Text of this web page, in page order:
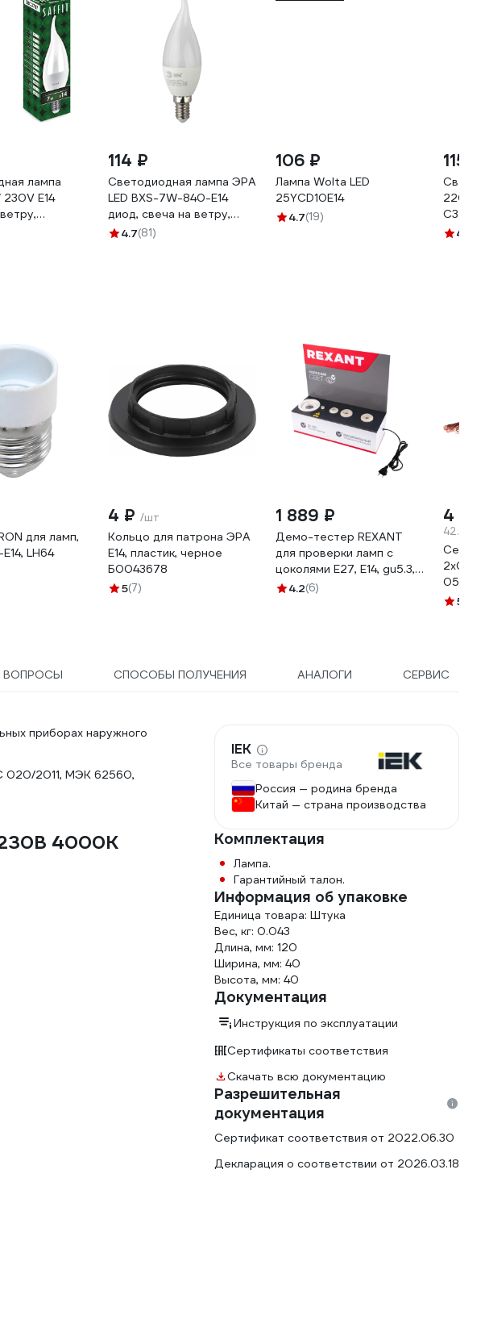
лампа
230V E14
114 ₽
Светодиодная лампа ЭРА
LED BXS-7W-840-E14
диод, свеча на ветру,
нейтр Б0028483
4.7(81)
106 ₽
Лампа Wolta LED
25YCD10E14
4.7(19)
115 ₽
220В
C35/
4.4
для ламп,
LH64
4 ₽ /шт
Кольцо для патрона ЭРА
E14, пластик, черное
Б0043678
5(7)
1 889 ₽
Демо-тестер REXANT
для проверки ламп с
цоколями Е27, Е14, gu5.3,
gx53 604-801
4.2(6)
4
42.26
05480
5
ВОПРОСЫ СПОСОБЫ ПОЛУЧЕНИЯ АНАЛОГИ СЕРВИС
приборах наружного
020/2011, МЭК 62560,
230В 4000К
IEK
Все товары бренда
Россия — родина бренда
Китай — страна производства
Комплектация
Лампа.
Гарантийный талон.
Информация об упаковке
Единица товара: Штука
Вес, кг: 0.043
Длина, мм: 120
Ширина, мм: 40
Высота, мм: 40
Документация
Инструкция по эксплуатации
Сертификаты соответствия
Скачать всю документацию
Разрешительная
документация
Сертификат соответствия от 2022.06.30
Декларация о соответствии от 2026.03.18